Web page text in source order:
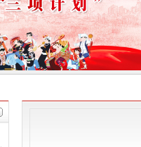
新闻动态
宗教视窗
民族经济 示范创建